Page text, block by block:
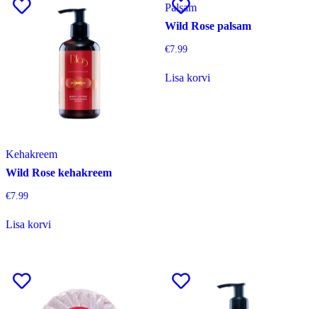
Kehakreem
Wild Rose kehakreem
€7.99
Lisa korvi
Palsam
Wild Rose palsam
€7.99
Lisa korvi